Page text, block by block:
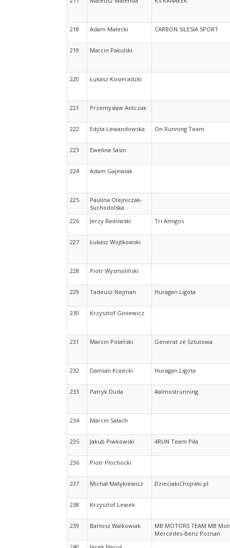
218 Adam Małecki CARBON SILESIA SPORT
219 Marcin Pakulski
220 Łukasz Kosieradzki
221 Przemysław Antczak
222 Edyta Lewandowska On Running Team
223 Ewelina Sasin
224 Adam Gajewiak
225
Paulina Olejniczak-
Suchodolska
226
Jerzy Badowski Tri Amigos
227 Łukasz Wojtkowski
228 Piotr Wysmoliński
229 Tadeusz Nejman Huragan Ligota
230 Krzysztof Giniewicz
231 Marcin Polański Generat ze Sztutowa
232 Damian Kisiecki Huragan Ligota
233 Patryk Duda #almostrunning
234 Marcin Sałach
235 Jakub Piwkowski 4RUN Team Piła
236 Piotr Płochocki
237 Michał Matykiewicz DzieciakiChojraki.pl
238 Krzysztof Lewek
239 Bartosz Walkowiak
MB MOTORS TEAM MB
Mercedes-Benz Poznań